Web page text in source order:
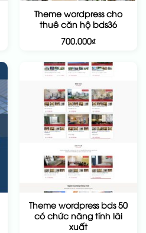
Theme wordpress cho
thuê căn hộ bds36
700.000₫
Theme wordpress bds 50
có chức năng tính lãi
xuất